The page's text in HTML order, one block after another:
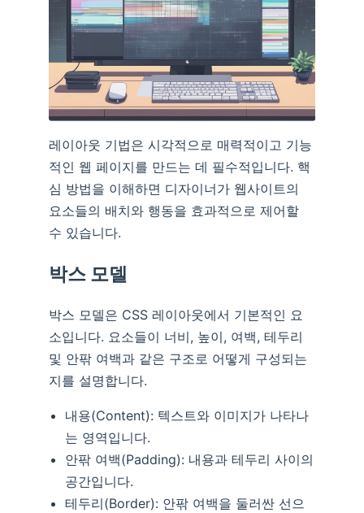
레이아웃 기법은 시각적으로 매력적이고 기능
적인 웹 페이지를 만드는 데 필수적입니다. 핵
심 방법을 이해하면 디자이너가 웹사이트의
요소들의 배치와 행동을 효과적으로 제어할
수 있습니다.
박스 모델
박스 모델은 CSS 레이아웃에서 기본적인 요
소입니다. 요소들이 너비, 높이, 여백, 테두리
및 안팎 여백과 같은 구조로 어떻게 구성되는
지를 설명합니다.
내용(Content): 텍스트와 이미지가 나타나
는 영역입니다.
안팎 여백(Padding): 내용과 테두리 사이의
공간입니다.
테두리(Border): 안팎 여백을 둘러싼 선으